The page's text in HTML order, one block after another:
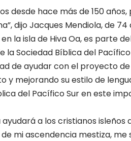
desde hace más de 150
dijo Jacques Mendiola, de 74
la isla de Hiva Oa, es parte
la Sociedad Bíblica del
de ayudar con el proyecto
y mejorando su estilo de
del Pacífico Sur en este
a los cristianos
mi ascendencia mestiza,